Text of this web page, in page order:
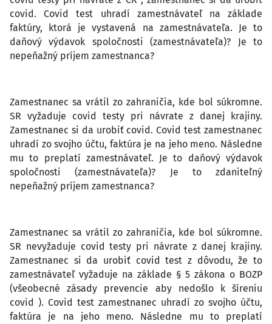
covid. Covid test uhradí zamestnávateľ na základe
faktúry, ktorá je vystavená na zamestnávateľa. Je to
daňový výdavok spoločnosti (zamestnávateľa)? Je to
nepeňažný príjem zamestnanca?
Zamestnanec sa vrátil zo zahraničia, kde bol súkromne.
SR vyžaduje covid testy pri návrate z danej krajiny.
Zamestnanec si da urobiť covid. Covid test zamestnanec
uhradí zo svojho účtu, faktúra je na jeho meno. Následne
mu to preplatí zamestnávateľ. Je to daňový výdavok
spoločnosti (zamestnávateľa)? Je to zdaniteľný
nepeňažný príjem zamestnanca?
Zamestnanec sa vrátil zo zahraničia, kde bol súkromne.
SR nevyžaduje covid testy pri návrate z danej krajiny.
Zamestnanec si da urobiť covid test z dôvodu, že to
zamestnávateľ vyžaduje na základe § 5 zákona o BOZP
(všeobecné zásady prevencie aby nedošlo k šíreniu
covid ). Covid test zamestnanec uhradí zo svojho účtu,
faktúra je na jeho meno. Následne mu to preplatí